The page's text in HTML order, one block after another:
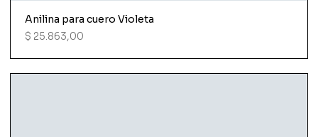
Anilina para cuero Violeta
Precio
$ 25.863,00